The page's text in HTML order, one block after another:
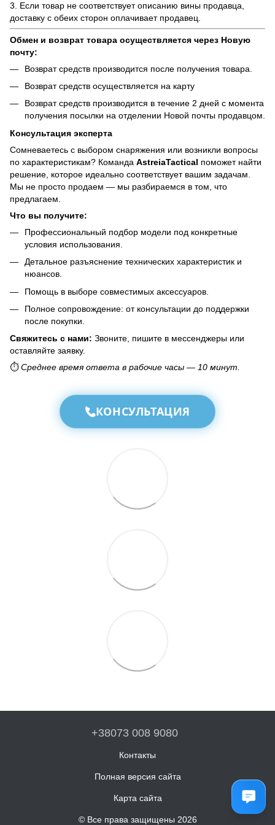
3. Если товар не соответствует описанию вины продавца,
доставку с обеих сторон оплачивает продавец.
Обмен и возврат товара осуществляется через Новую
почту:
Возврат средств производится после получения товара.
Возврат средств осуществляется на карту
Возврат средств производится в течение 2 дней с момента
получения посылки на отделении Новой почты продавцом.
Консультация эксперта
Сомневаетесь с выбором снаряжения или возникли вопросы
по характеристикам? Команда AstreiaTactical поможет найти
решение, которое идеально соответствует вашим задачам.
Мы не просто продаем — мы разбираемся в том, что
предлагаем.
Что вы получите:
Профессиональный подбор модели под конкретные
условия использования.
Детальное разъяснение технических характеристик и
нюансов.
Помощь в выборе совместимых аксессуаров.
Полное сопровождение: от консультации до поддержки
после покупки.
Свяжитесь с нами: Звоните, пишите в мессенджеры или
оставляйте заявку.
⏱️Среднее время ответа в рабочие часы — 10 минут.
КОНСУЛЬТАЦИЯ
+38073 008 9080
Контакты
Полная версия сайта
Карта сайта
© Все права защищены 2026